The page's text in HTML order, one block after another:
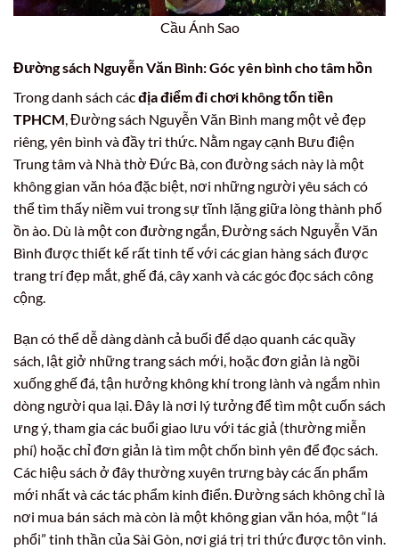
Cầu Ánh Sao
Đường sách Nguyễn Văn Bình: Góc yên bình cho tâm hồn
Trong danh sách cácđịa điểm đi chơi không tốn tiền
TPHCM, Đường sách Nguyễn Văn Bình mang một vẻ đẹp
riêng, yên bình và đầy tri thức. Nằm ngay cạnh Bưu điện
Trung tâm và Nhà thờ Đức Bà, con đường sách này là một
không gian văn hóa đặc biệt, nơi những người yêu sách có
thể tìm thấy niềm vui trong sự tĩnh lặng giữa lòng thành phố
ồn ào. Dù là một con đường ngắn, Đường sách Nguyễn Văn
Bình được thiết kế rất tinh tế với các gian hàng sách được
trang trí đẹp mắt, ghế đá, cây xanh và các góc đọc sách công
cộng.
Bạn có thể dễ dàng dành cả buổi để dạo quanh các quầy
sách, lật giở những trang sách mới, hoặc đơn giản là ngồi
xuống ghế đá, tận hưởng không khí trong lành và ngắm nhìn
dòng người qua lại. Đây là nơi lý tưởng để tìm một cuốn sách
ưng ý, tham gia các buổi giao lưu với tác giả (thường miễn
phí) hoặc chỉ đơn giản là tìm một chốn bình yên để đọc sách.
Các hiệu sách ở đây thường xuyên trưng bày các ấn phẩm
mới nhất và các tác phẩm kinh điển. Đường sách không chỉ là
nơi mua bán sách mà còn là một không gian văn hóa, một “lá
phổi” tinh thần của Sài Gòn, nơi giá trị tri thức được tôn vinh.